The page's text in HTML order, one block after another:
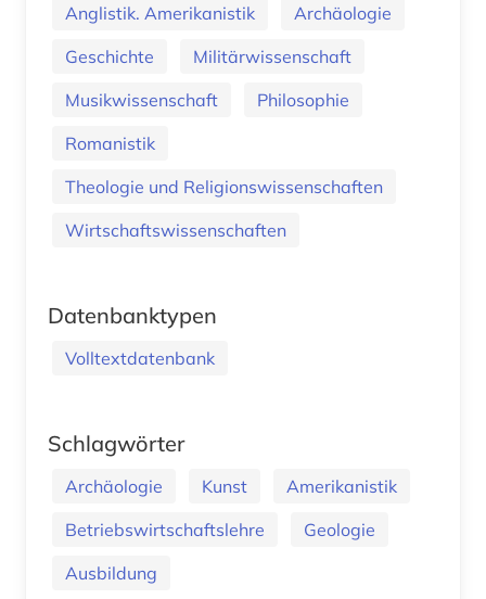
Anglistik. Amerikanistik
Archäologie
Geschichte
Militärwissenschaft
Musikwissenschaft
Philosophie
Romanistik
Theologie und Religionswissenschaften
Wirtschaftswissenschaften
Datenbanktypen
Volltextdatenbank
Schlagwörter
Archäologie Kunst
Amerikanistik
Betriebswirtschaftslehre
Geologie
Ausbildung